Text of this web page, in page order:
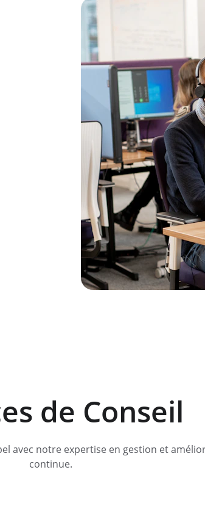
de Conseil
avec notre expertise en gestion et
continue.